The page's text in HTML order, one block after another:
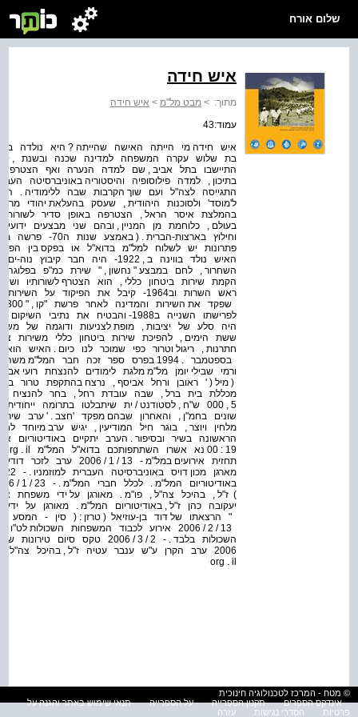
שלום אורח
איש חידה
מתוך: > מבט מל"מ > איש חידה
עמוד:43
איש חידה מי הייתה האישה שהייתה ? היא נולדה
התיישבו בתל אביב , שם למדה הנערה ואף הצטרפה
בתיכון , למדה פילוסופיה והיסטוריה באוניברסיטה
התגייסה לצה"ל ועם שוך הקרבות שבה ללימודיה .
ל'מוסד' ולסוכנות היהודית , שעסק בהעלאת יהודי
בהמלצת איסר הראל , הצטרפה באופן סדיר לשורות
בעולם , כלוחמת מן המניין , ובהם שני מבצעים
וחילוץ בארצות-
פתרונות יש לשלוח למל"מ בדוא"ל או בפקס בין
האיש נולד בווינה ב , 1922- היה
לפרישתו השנייה ב1988- והבטיח את
היה סלע של יציבות , מופת לצניעות ודוגמה של
ששת הימים , להפיכת שירות ביטחון כללי משירות
בספטמבר . 1994 בפרס ספר זכה חבר
ורמי שבילי יומן מל"מ מלגת לימודים להנצחת רועי
( מיל ( ' ראובן ורחל אביסף , נרצח בהתקפת טרור
מכללת בית ברל , שבה עובדת רחל , בחר להנציח
5 , 000 ש"ח , לסטודנט / ית שיתבלטו בתרומה
שונים בחמ"ן , והאחרון שבהם מפקד 'חצב . ' ערב
מלחין ויוצר , בוגר חיל המודיעין , יגיש ערב מיוחד
תחזית אירועים במל"מ -
" הרצאתו של דוד בן-עוזיאל ( טרזן : ( סין - המסע
13 / 2 / 2006 אירוע לכבוד המשפחות
org . il
© מטח - המרכז לטכנולוגיה חינוכית
אינדקס הספרים
תקנון הספרייה על הספרייה
תנאי שימוש באתר והגנה על
פרטיות
הסדרי נגישות עזרה